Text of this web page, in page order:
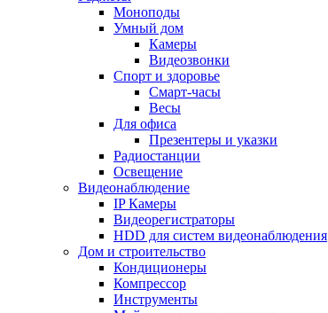
Моноподы
Умный дом
Камеры
Видеозвонки
Спорт и здоровье
Смарт-часы
Весы
Для офиса
Презентеры и указки
Радиостанции
Освещение
Видеонаблюдение
IP Камеры
Видеорегистраторы
HDD для систем видеонаблюдения
Дом и строительство
Кондиционеры
Компрессор
Инструменты